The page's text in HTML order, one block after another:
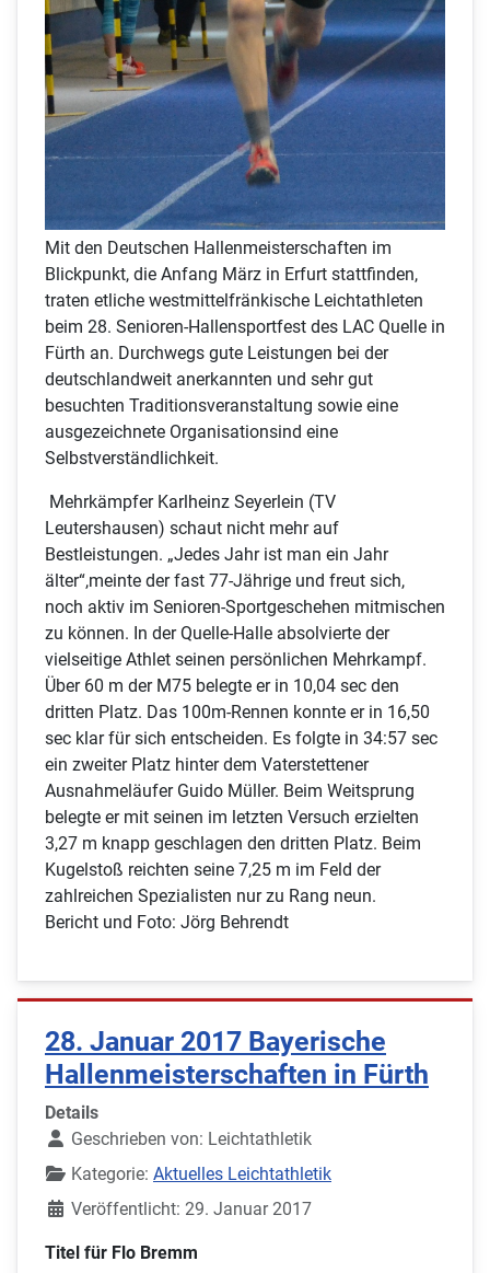
Mit den Deutschen Hallenmeisterschaften im
Blickpunkt, die Anfang März in Erfurt stattfinden,
traten etliche westmittelfränkische Leichtathleten
beim 28. Senioren-Hallensportfest des LAC Quelle in
Fürth an. Durchwegs gute Leistungen bei der
deutschlandweit anerkannten und sehr gut
besuchten Traditionsveranstaltung sowie eine
ausgezeichnete Organisationsind eine
Selbstverständlichkeit.
Mehrkämpfer Karlheinz Seyerlein (TV
Leutershausen) schaut nicht mehr auf
Bestleistungen. „Jedes Jahr ist man ein Jahr
älter“,meinte der fast 77-Jährige und freut sich,
noch aktiv im Senioren-Sportgeschehen mitmischen
zu können. In der Quelle-Halle absolvierte der
vielseitige Athlet seinen persönlichen Mehrkampf.
Über 60 m der M75 belegte er in 10,04 sec den
dritten Platz. Das 100m-Rennen konnte er in 16,50
sec klar für sich entscheiden. Es folgte in 34:57 sec
ein zweiter Platz hinter dem Vaterstettener
Ausnahmeläufer Guido Müller. Beim Weitsprung
belegte er mit seinen im letzten Versuch erzielten
3,27 m knapp geschlagen den dritten Platz. Beim
Kugelstoß reichten seine 7,25 m im Feld der
zahlreichen Spezialisten nur zu Rang neun.
Bericht und Foto: Jörg Behrendt
28. Januar 2017 Bayerische
Hallenmeisterschaften in Fürth
Details
Geschrieben von: Leichtathletik
Kategorie: Aktuelles Leichtathletik
Veröffentlicht: 29. Januar 2017
Titel für Flo Bremm